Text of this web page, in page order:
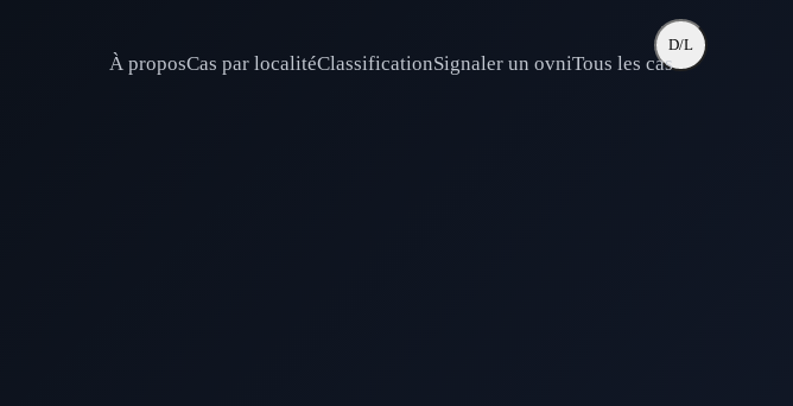
À proposCas par localitéClassificationSignaler un ovniTous les cas
D/L